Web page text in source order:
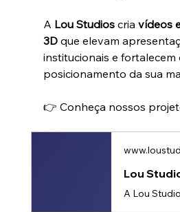
A Lou Studios cria vídeos
3D que elevam
institucionais e fortalecem
posicionamento da sua
👉 Conheça nossos